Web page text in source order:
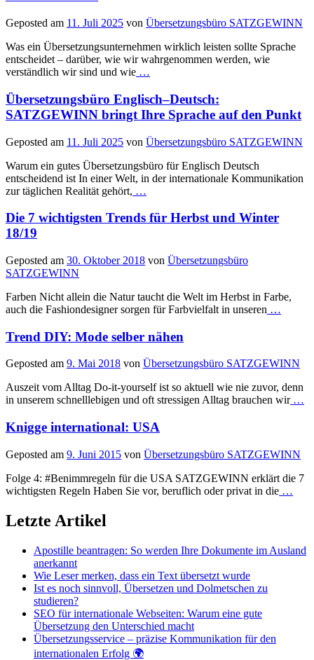
Geposted am 11. Juli 2025 von Übersetzungsbüro SATZGEWINN
Was ein Übersetzungsunternehmen wirklich leisten sollte Sprache
entscheidet – darüber, wie wir wahrgenommen werden, wie
verständlich wir sind und wie …
Übersetzungsbüro Englisch–Deutsch:
SATZGEWINN bringt Ihre Sprache auf den Punkt
Geposted am 11. Juli 2025 von Übersetzungsbüro SATZGEWINN
Warum ein gutes Übersetzungsbüro für Englisch Deutsch
entscheidend ist In einer Welt, in der internationale Kommunikation
zur täglichen Realität gehört, …
Die 7 wichtigsten Trends für Herbst und Winter
18/19
Geposted am 30. Oktober 2018 von Übersetzungsbüro
SATZGEWINN
Farben Nicht allein die Natur taucht die Welt im Herbst in Farbe,
auch die Fashiondesigner sorgen für Farbvielfalt in unseren …
Trend DIY: Mode selber nähen
Geposted am 9. Mai 2018 von Übersetzungsbüro SATZGEWINN
Auszeit vom Alltag Do-it-yourself ist so aktuell wie nie zuvor, denn
in unserem schnelllebigen und oft stressigen Alltag brauchen wir…
Knigge international: USA
Geposted am 9. Juni 2015 von Übersetzungsbüro SATZGEWINN
Folge 4: #Benimmregeln für die USA SATZGEWINN erklärt die 7
wichtigsten Regeln Haben Sie vor, beruflich oder privat in die …
Letzte Artikel
Apostille beantragen: So werden Ihre Dokumente im Ausland
anerkannt
Wie Leser merken, dass ein Text übersetzt wurde
Ist es noch sinnvoll, Übersetzen und Dolmetschen zu
studieren?
SEO für internationale Webseiten: Warum eine gute
Übersetzung den Unterschied macht
Übersetzungsservice – präzise Kommunikation für den
internationalen Erfolg 🌍